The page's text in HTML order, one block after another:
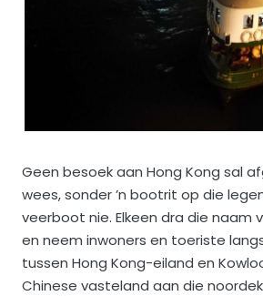
Geen besoek aan Hong Kong sal
wees, sonder ’n bootrit op die
veerboot nie. Elkeen dra die naam
en neem inwoners en toeriste
tussen Hong Kong-eiland en
Chinese vasteland aan die